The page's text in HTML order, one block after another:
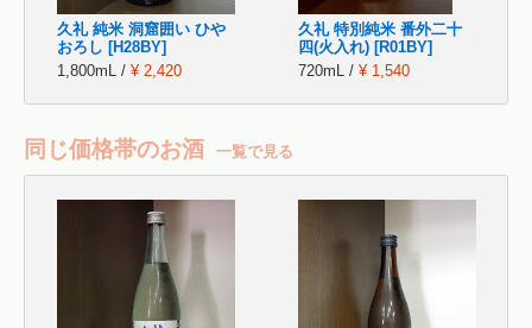
久礼 純米 洞窟囲い ひや
おろし [H28BY]
1,800mL / ¥ 2,420
久礼 特別純米 番外二十
四(火入れ) [R01BY]
720mL / ¥ 1,540
同じ価格帯のお酒 一覧で見る